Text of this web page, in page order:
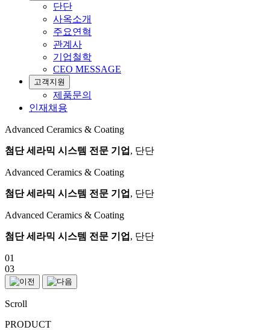
단단
사옥소개
주요연혁
관계사
기업철학
CEO MESSAGE
고객지원
제품문의
인재채용
Advanced Ceramics & Coating
첨단 세라믹 시스템 전문 기업 , 단단
Advanced Ceramics & Coating
첨단 세라믹 시스템 전문 기업 , 단단
Advanced Ceramics & Coating
첨단 세라믹 시스템 전문 기업 , 단단
01
03
Scroll
PRODUCT